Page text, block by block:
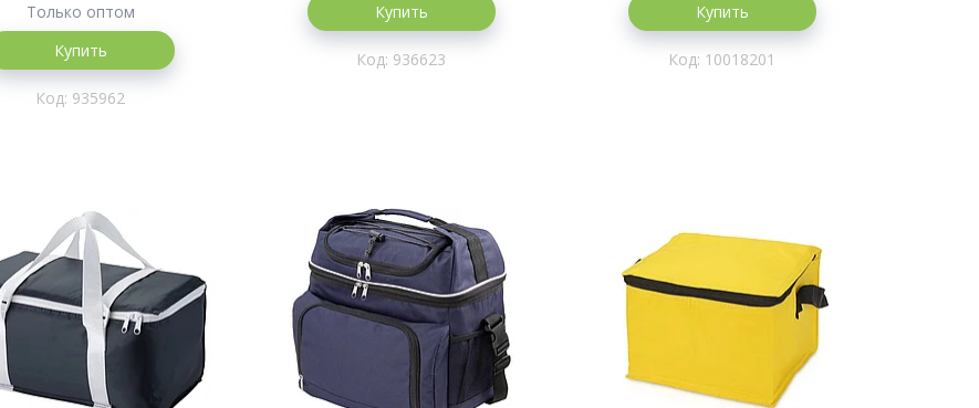
Только оптом
Купить
935962
Купить
936623
Купить
10018201